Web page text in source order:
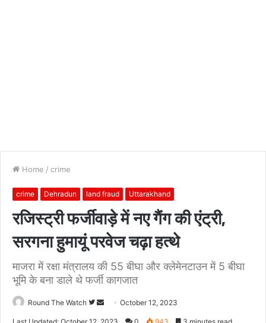
Home / crime
crime Dehradun land fraud Uttarakhand
रजिस्ट्री फर्जीवाड़े में नए गैंग की एंट्री,
सरगना हुमायूं परवेज चढ़ा हत्थे
माजरा में रक्षा मंत्रालय की 55 बीघा और क्लेमेनटाउन में 5 बीघा
भूमि के बना डाले थे फर्जी कागजात
Round The Watch
Follow
SendOctober 12, 2023